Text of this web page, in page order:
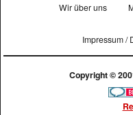
Wir über uns
Impressum /
Copyright ©